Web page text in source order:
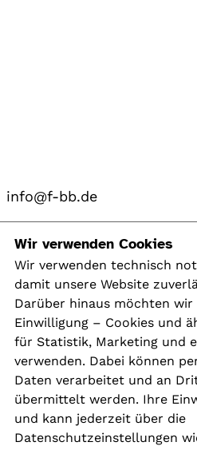
info@f-bb.de
Navigation
Kontakt
Presse
Aktuelles
Karriere
Newsletter
Social Media
Wir verwenden Cookies
Wir verwenden technisch
damit unsere Website
Darüber hinaus möchten
Einwilligung – Cookies und
für Statistik, Marketing und
verwenden. Dabei können
Daten verarbeitet und an
übermittelt werden. Ihre
und kann jederzeit über die
Datenschutzeinstellungen